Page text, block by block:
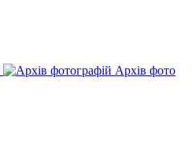
Архів фото